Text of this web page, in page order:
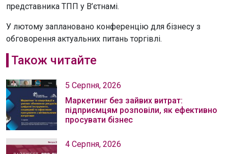
представника ТПП у В’єтнамі.
У лютому заплановано конференцію для бізнесу з
обговорення актуальних питань торгівлі.
Також читайте
5 Серпня, 2026
Маркетинг без зайвих витрат:
підприємцям розповіли, як ефективно
просувати бізнес
4 Серпня, 2026